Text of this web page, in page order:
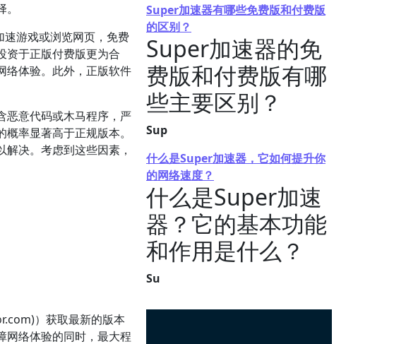
游戏或浏览网页，免费
资于正版付费版更为合
络体验。此外，正版软件
恶意代码或木马程序，严
率显著高于正规版本。
决。考虑到这些因素，
）获取最新的版本
网络体验的同时，最大程
Super加速器有哪些免费版和付费版
的区别？
Super加速器的免
费版和付费版有哪
些主要区别？
Sup
什么是Super加速器，它如何提升你
的网络速度？
什么是Super加速
器？它的基本功能
和作用是什么？
Su